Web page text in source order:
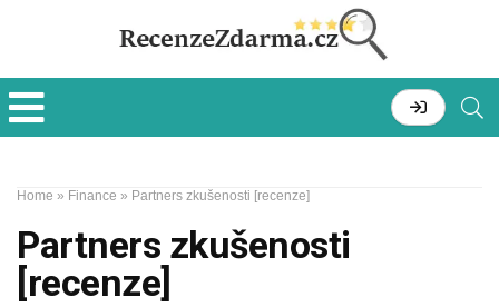
Home » Finance » Partners zkušenosti [recenze]
Partners zkušenosti
[recenze]